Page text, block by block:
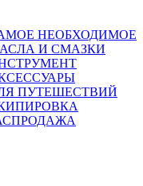
НЕОБХОДИМОЕ
И СМАЗКИ
ПУТЕШЕСТВИЙ